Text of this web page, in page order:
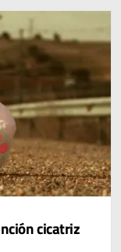
cicatriz